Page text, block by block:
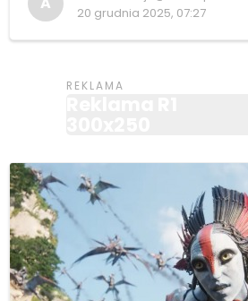
20 grudnia 2025, 07:27